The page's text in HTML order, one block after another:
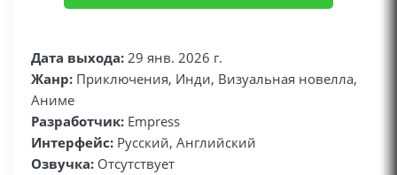
Дата выхода: 29 янв. 2026 г.
Жанр: Приключения, Инди, Визуальная новелла,
Аниме
Разработчик: Empress
Интерфейс: Русский, Английский
Озвучка: Отсутствует